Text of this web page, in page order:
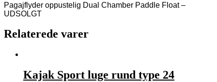
Pagajflyder oppustelig Dual Chamber Paddle Float –
UDSOLGT
Relaterede varer
Kajak Sport luge rund type 24